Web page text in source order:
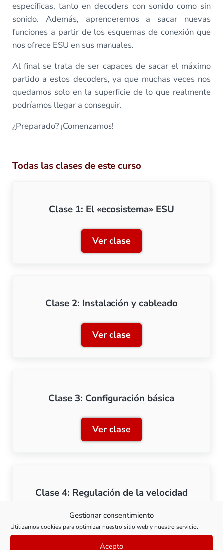
Gestionar consentimiento
Utilizamos cookies para optimizar nuestro sitio web y nuestro servicio.
Acepto
específicas, tanto en decoders con sonido como sin
sonido. Además, aprenderemos a sacar nuevas
funciones a partir de los esquemas de conexión que
nos ofrece ESU en sus manuales.
Al final se trata de ser capaces de sacar el máximo
partido a estos decoders, ya que muchas veces nos
quedamos solo en la superficie de lo que realmente
podríamos llegar a conseguir.
¿Preparado? ¡Comenzamos!
Todas las clases de este curso
Clase 1: El «ecosistema» ESU
Ver claseClase 1: El «ecosistema»
Clase 2: Instalación y cableado
Ver claseClase 2: Instalación y
Clase 3: Configuración básica
Ver claseClase 3: Configuración
Clase 4: Regulación de la velocidad
Ver claseClase 4: Regulación de la